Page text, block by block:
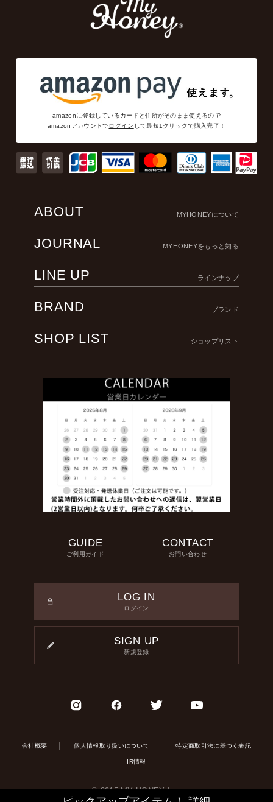
amazonに登録しているカードと住所がそのまま使えるので
amazonアカウントでログイン して最短1クリックで購入完了！
ABOUT MYHONEYについて
JOURNAL MYHONEYをもっと知る
LINE UP ラインナップ
BRAND ブランド
SHOP LIST ショップリスト
GUIDE
ご利用ガイド
CONTACT
お問い合わせ
LOG IN
ログイン
SIGN UP
新規登録
会社概要 個人情報取り扱いについて 特定商取引法に基づく表記
IR情報
© 2015 MY HONEY Inc.